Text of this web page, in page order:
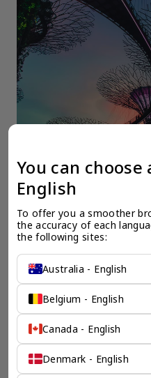
一个全服务
保驾护航
奕资环球是您值得信赖的海
咨询有限公司的零售咨询部门
咨询机构，接触世界50个市场
凭借其战略优势，我们可以
来，并为21个行业的客户提供
了解香港伦敦奕资咨询有
You can
English
To offer you a smoother
the accuracy of each
the following sites:
Australia - English
Belgium - English
Canada - English
Denmark - English